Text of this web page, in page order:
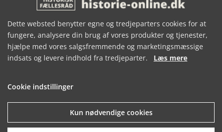
Forrige artikel
SE RELATEREDE ARTIKLER
Dette websted benytter egne og tredjeparters cookies for at
fungere, analysere din brug af vores produkter og tjenester,
hjælpe med vores salgsfremmende og marketingsmæssige
indsats og levere indhold fra tredjeparter. Læs mere
Cookie indstillinger
Kun nødvendige cookies